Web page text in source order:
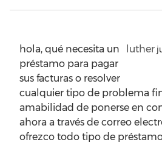
luther
hola, qué necesita un
préstamo para pagar
sus facturas o resolver
cualquier tipo de problema
amabilidad de ponerse en
ahora a través de correo
ofrezco todo tipo de